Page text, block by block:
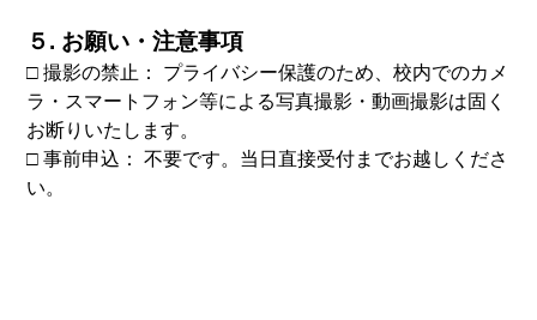
５. お願い・注意事項
□ 撮影の禁止： プライバシー保護のため、校内でのカメ
ラ・スマートフォン等による写真撮影・動画撮影は固く
お断りいたします。
□ 事前申込： 不要です。当日直接受付までお越しくださ
い。